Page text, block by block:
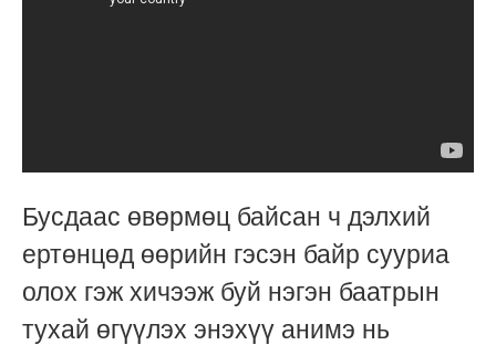
Бусдаас өвөрмөц байсан ч дэлхий
ертөнцөд өөрийн гэсэн байр сууриа
олох гэж хичээж буй нэгэн баатрын
тухай өгүүлэх энэхүү анимэ нь